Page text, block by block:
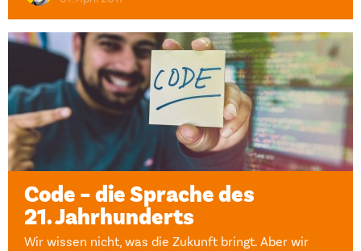
Code – die Sprache des
21. Jahrhunderts
Wir wissen nicht, was die Zukunft bringt. Aber wir